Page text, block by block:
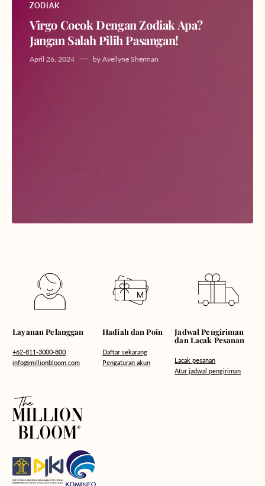
ZODIAK
Virgo Cocok Dengan Zodiak Apa?
Jangan Salah Pilih Pasangan!
April 26, 2024 by Avellyne Sherman
Layanan Pelanggan
+62-811-3000-800
info@millionbloom.com
Hadiah dan Poin
Daftar sekarang
Pengaturan akun
Jadwal Pengiriman
dan Lacak Pesanan
Lacak pesanan
Atur jadwal pengiriman